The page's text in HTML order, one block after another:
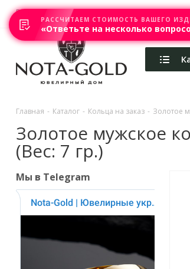
Главная Акции Каталоги
Главная - Каталог - Кольца на заказ - Золотое
Золотое мужское
(Вес: 7 гр.)
Мы в Telegram
РАССЧИТАЕМ СТОИМОСТЬ ВАШЕГО
«Ответьте на несколько